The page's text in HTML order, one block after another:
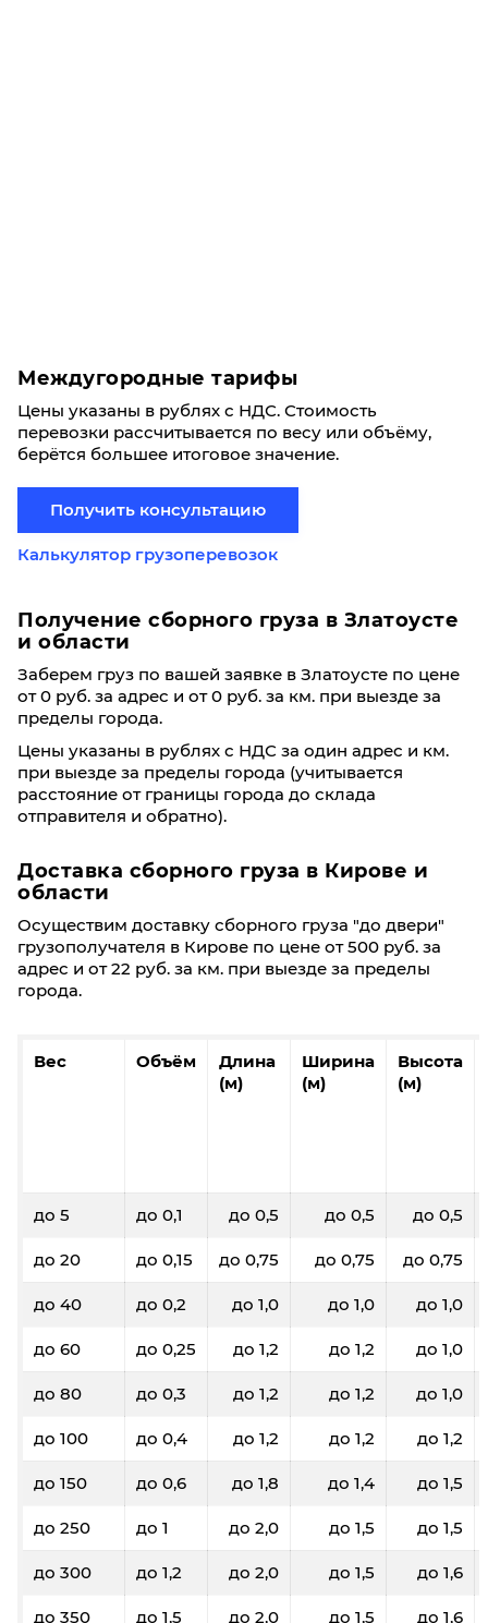
Междугородные тарифы
Цены указаны в рублях с НДС. Стоимость
перевозки рассчитывается по весу или объёму,
берётся большее итоговое значение.
Получить консультацию
Калькулятор грузоперевозок
Получение сборного груза в Златоусте
и области
Заберем груз по вашей заявке в Златоусте по цене
от 0 руб. за адрес и от 0 руб. за км. при выезде за
пределы города.
Цены указаны в рублях с НДС за один адрес и км.
при выезде за пределы города (учитывается
расстояние от границы города до склада
отправителя и обратно).
Доставка сборного груза в Кирове и
области
Осуществим доставку сборного груза "до двери"
грузополучателя в Кирове по цене от 500 руб. за
адрес и от 22 руб. за км. при выезде за пределы
города.
Вес Объём
Длина
(м)
Ширина
(м)
Высота
(м)
до 5 до 0,1 до 0,5 до 0,5 до 0,5
до 20 до 0,15 до 0,75 до 0,75 до 0,75
до 40 до 0,2 до 1,0 до 1,0 до 1,0
до 60 до 0,25 до 1,2 до 1,2 до 1,0
до 80 до 0,3 до 1,2 до 1,2 до 1,0
до 100 до 0,4 до 1,2 до 1,2 до 1,2
до 150 до 0,6 до 1,8 до 1,4 до 1,5
до 250 до 1 до 2,0 до 1,5 до 1,5
до 300 до 1,2 до 2,0 до 1,5 до 1,6
до 350 до 1,5 до 2,0 до 1,5 до 1,6